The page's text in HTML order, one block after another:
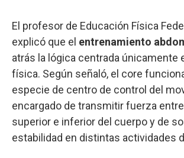
El profesor de Educación Física
explicó que el entrenamiento
atrás la lógica centrada únicamente
física. Según señaló, el core
especie de centro de control del
encargado de transmitir fuerza
superior e inferior del cuerpo y de
estabilidad en distintas actividades